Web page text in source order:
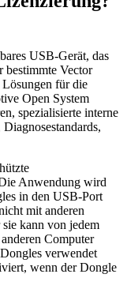
USB-Gerät, das
bestimmte Vector
für die
Open System
spezialisierte interne
Anwendung wird
in den USB-Port
mit anderen
kann von jedem
Computer
verwendet
wenn der Dongle